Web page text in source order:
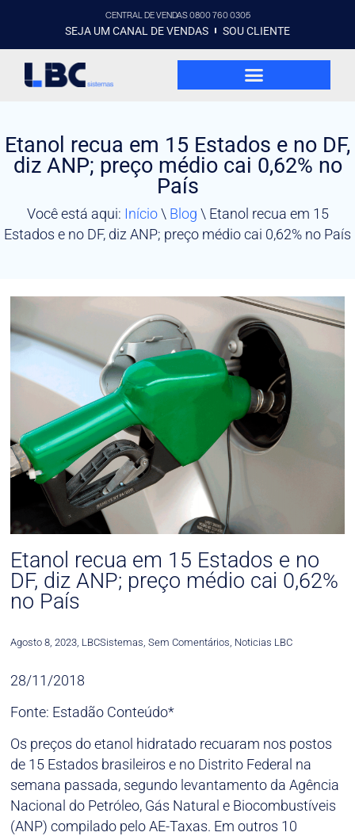
CENTRAL DE VENDAS 0800 760 0305
SEJA UM CANAL DE VENDAS SOU CLIENTE
Etanol recua em 15 Estados e no DF,
diz ANP; preço médio cai 0,62% no
País
Você está aqui: Início\ Blog \ Etanol recua em 15
Estados e no DF, diz ANP; preço médio cai 0,62% no País
Etanol recua em 15 Estados e no
DF, diz ANP; preço médio cai 0,62%
no País
Agosto 8, 2023, LBCSistemas, Sem Comentários, Noticias LBC
28/11/2018
Fonte: Estadão Conteúdo*
Os preços do etanol hidratado recuaram nos postos
de 15 Estados brasileiros e no Distrito Federal na
semana passada, segundo levantamento da Agência
Nacional do Petróleo, Gás Natural e Biocombustíveis
(ANP) compilado pelo AE-Taxas. Em outros 10